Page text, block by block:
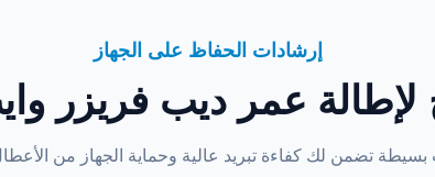
إرشادات الحفاظ على الجهاز
لإطالة عمر ديب فريزر